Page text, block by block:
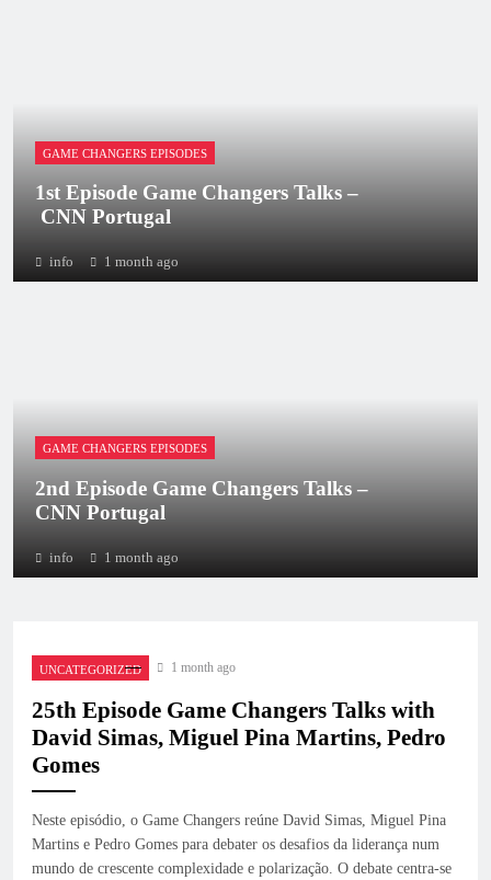
GAME CHANGERS EPISODES
1st Episode Game Changers Talks –
CNN Portugal
info 1 month ago
GAME CHANGERS EPISODES
2nd Episode Game Changers Talks –
CNN Portugal
info 1 month ago
UNCATEGORIZED 1 month ago
25th Episode Game Changers Talks with
David Simas, Miguel Pina Martins, Pedro
Gomes
Neste episódio, o Game Changers reúne David Simas, Miguel Pina
Martins e Pedro Gomes para debater os desafios da liderança num
mundo de crescente complexidade e polarização. O debate centra-se